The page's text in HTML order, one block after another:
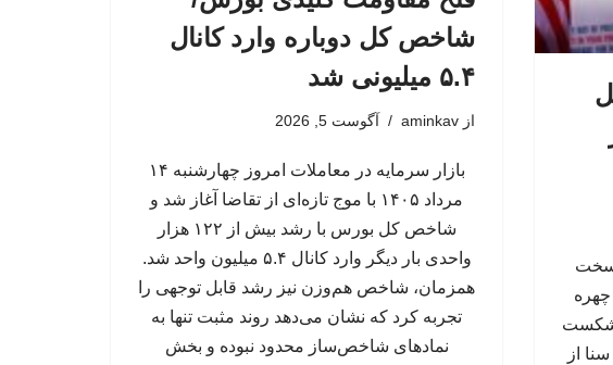
چهره
شکست
از
شاخص کل دوباره وارد کانال
۵.۴ میلیونی شد
از aminkav آگوست 5, 2026
بازار سرمایه در معاملات امروز چهارشنبه ۱۴
مرداد ۱۴۰۵ با موج تازه‌ای از تقاضا آغاز شد و
شاخص کل بورس با رشد بیش از ۱۲۲ هزار
واحدی بار دیگر وارد کانال ۵.۴ میلیون واحد شد.
همزمان، شاخص هم‌وزن نیز رشد قابل توجهی را
تجربه کرد که نشان می‌دهد روند مثبت تنها به
نمادهای شاخص‌ساز محدود نبوده و بخش